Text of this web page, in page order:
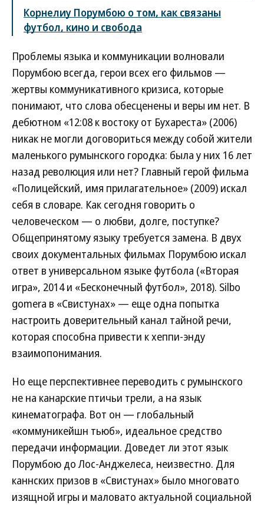
Корнелиу Порумбою о том, как связаны
футбол, кино и свобода
Проблемы языка и коммуникации волновали
Порумбою всегда, герои всех его фильмов —
жертвы коммуникативного кризиса, которые
понимают, что слова обесценены и веры им нет. В
дебютном «12:08 к востоку от Бухареста» (2006)
никак не могли договориться между собой жители
маленького румынского городка: была у них 16 лет
назад революция или нет? Главный герой фильма
«Полицейский, имя прилагательное» (2009) искал
себя в словаре. Как сегодня говорить о
человеческом — о любви, долге, поступке?
Общепринятому языку требуется замена. В двух
своих документальных фильмах Порумбою искал
ответ в универсальном языке футбола («Вторая
игра», 2014 и «Бесконечный футбол», 2018). Silbo
gomera в «Свистунах» — еще одна попытка
настроить доверительный канал тайной речи,
которая способна привести к хеппи-энду
взаимопонимания.
Но еще перспективнее переводить с румынского
не на канарские птичьи трели, а на язык
кинематографа. Вот он — глобальный
«коммуникейшн тьюб», идеальное средство
передачи информации. Доведет ли этот язык
Порумбою до Лос-Анджелеса, неизвестно. Для
каннских призов в «Свистунах» было многовато
изящной игры и маловато актуальной социальной